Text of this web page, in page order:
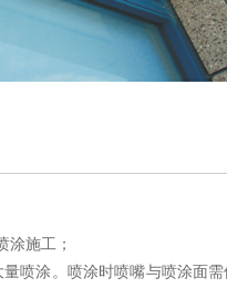
涂施工；
喷涂。喷涂时喷嘴与喷涂面